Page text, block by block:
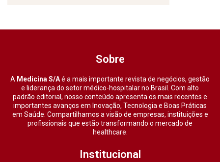
Sobre
A Medicina S/Aé a mais importante revista de negócios, gestão
e liderança do setor médico-hospitalar no Brasil. Com alto
padrão editorial, nosso conteúdo apresenta os mais recentes e
importantes avanços em Inovação, Tecnologia e Boas Práticas
em Saúde. Compartilhamos a visão de empresas, instituições e
profissionais que estão transformando o mercado de
healthcare.
Institucional